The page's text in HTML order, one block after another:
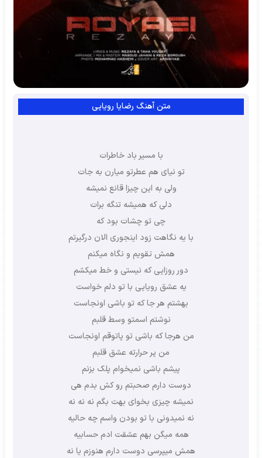
متن آهنگ رضایا رویایی
با مسیر باد خاطرات
تو نیای هم عطرتو میارن به جات
ولی به این چیزا قانع نمیشه
دلی که همیشه تنگه برات
چی تو چشات بود که
با یه نگاهت زود اینجوری الان درگیرتم
همش تقویم و نگاه میکنم
دور روزایی که نیستی و خط میکشم
یه عشق رویایی با تو دلم خواست
بهشتم هر جا که تو باشی اونجاست
نوشتم اسمتو وسط قلبم
من هرجا که باشی تو پاتوقم اونجاست
من پر حرارته عشق قلبم
پیشم باشی نمیخوام پلک بزنم
دوست دارم صحبتم رو کش بدم هی
نمیشه چیزی بخوای بهت بگم نه نه نه
نه نمیدونی با تو بودن واسم چه حالیه
همه میگن بهم عشقت ادم حسابیه
همش میپرسی دوست دارم هنوزم یا نه